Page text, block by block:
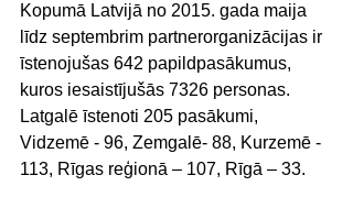
Kopumā Latvijā no 2015. gada maija
līdz septembrim partnerorganizācijas ir
īstenojušas 642 papildpasākumus,
kuros iesaistījušās 7326 personas.
Latgalē īstenoti 205 pasākumi,
Vidzemē - 96, Zemgalē- 88, Kurzemē -
113, Rīgas reģionā – 107, Rīgā – 33.